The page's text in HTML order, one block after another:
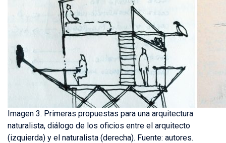
Imagen 3. Primeras propuestas para una arquitectura
naturalista, diálogo de los oficios entre el arquitecto
(izquierda) y el naturalista (derecha). Fuente: autores.